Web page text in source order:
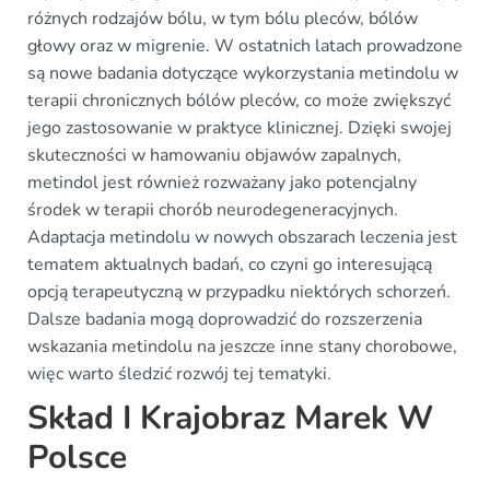
różnych rodzajów bólu, w tym bólu pleców, bólów
głowy oraz w migrenie. W ostatnich latach prowadzone
są nowe badania dotyczące wykorzystania metindolu w
terapii chronicznych bólów pleców, co może zwiększyć
jego zastosowanie w praktyce klinicznej. Dzięki swojej
skuteczności w hamowaniu objawów zapalnych,
metindol jest również rozważany jako potencjalny
środek w terapii chorób neurodegeneracyjnych.
Adaptacja metindolu w nowych obszarach leczenia jest
tematem aktualnych badań, co czyni go interesującą
opcją terapeutyczną w przypadku niektórych schorzeń.
Dalsze badania mogą doprowadzić do rozszerzenia
wskazania metindolu na jeszcze inne stany chorobowe,
więc warto śledzić rozwój tej tematyki.
Skład I Krajobraz Marek W
Polsce